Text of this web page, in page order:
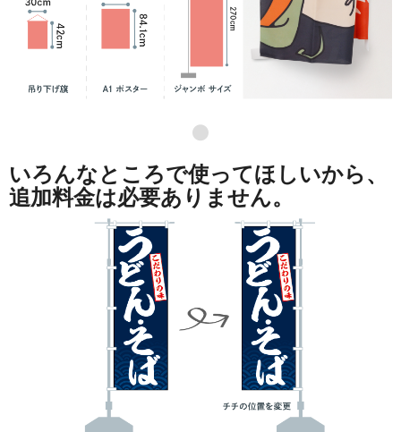
●
いろんなところで使ってほしいから、
追加料金は必要ありません。